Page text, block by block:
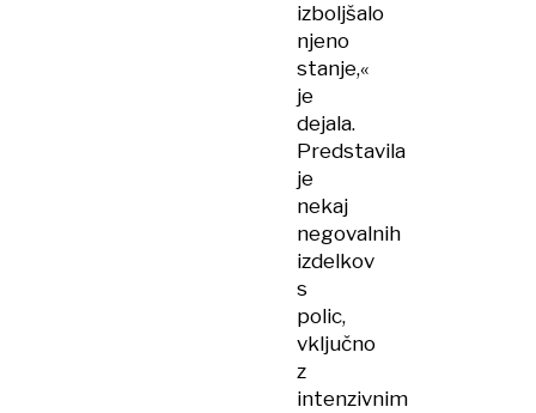
izboljšalo
njeno
stanje,«
je
dejala.
Predstavila
je
nekaj
negovalnih
izdelkov
s
polic,
vključno
z
intenzivnim